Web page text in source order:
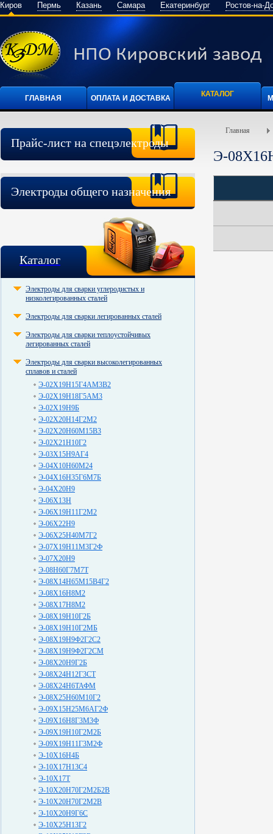
Киров Пермь Казань Самара Екатеринбург Ростов-на-
ГЛАВНАЯ ОПЛАТА И ДОСТАВКА КАТАЛОГ
Прайс-лист на спецэлектроды
Электроды общего назначения
Каталог
Электроды для сварки углеродистых и
низколегированных сталей
Электроды для сварки легированных сталей
Электроды для сварки теплоустойчивых
легированных сталей
Электроды для сварки высоколегированных
сплавов и сталей
Э-02Х19Н15Г4АМ3В2
Э-02Х19Н18Г5АМ3
Э-02Х19Н9Б
Э-02Х20Н14Г2М2
Э-02Х20Н60М15В3
Э-02Х21Н10Г2
Э-03Х15Н9АГ4
Э-04Х10Н60М24
Э-04Х16Н35Г6М7Б
Э-04Х20Н9
Э-06Х13Н
Э-06Х19Н11Г2М2
Э-06Х22Н9
Э-06Х25Н40М7Г2
Э-07Х19Н11М3Г2Ф
Э-07Х20Н9
Э-08Н60Г7М7Т
Э-08Х14Н65М15В4Г2
Э-08Х16Н8М2
Э-08Х17Н8М2
Э-08Х19Н10Г2Б
Э-08Х19Н10Г2МБ
Э-08Х19Н9Ф2Г2С2
Э-08Х19Н9Ф2Г2СМ
Э-08Х20Н9Г2Б
Э-08Х24Н12Г3СТ
Э-08Х24Н6ТАФМ
Э-08Х25Н60М10Г2
Э-09Х15Н25М6АГ2Ф
Э-09Х16Н8Г3М3Ф
Э-09Х19Н10Г2М2Б
Э-09Х19Н11Г3М2Ф
Э-10Х16Н4Б
Э-10Х17Н13С4
Э-10Х17Т
Э-10Х20Н70Г2М2Б2В
Э-10Х20Н70Г2М2В
Э-10Х20Н9Г6С
Э-10Х25Н13Г2
Главная
Э-